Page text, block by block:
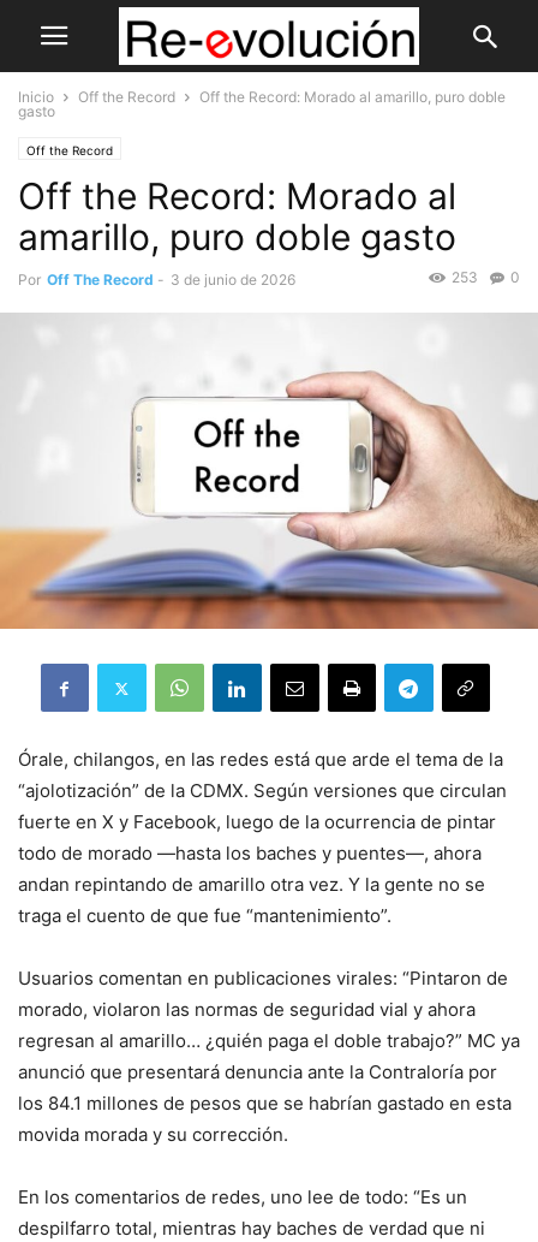
Inicio Off the Record
Off the Record: Morado al amarillo, puro doble
gasto
Off the Record
Off the Record: Morado al
amarillo, puro doble gasto
Por Off The Record - 3 de junio de 2026 0
253
Órale, chilangos, en las redes está que arde el tema de la
“ajolotización” de la CDMX. Según versiones que circulan
fuerte en X y Facebook, luego de la ocurrencia de pintar
todo de morado —hasta los baches y puentes—, ahora
andan repintando de amarillo otra vez. Y la gente no se
traga el cuento de que fue “mantenimiento”.
Usuarios comentan en publicaciones virales: “Pintaron de
morado, violaron las normas de seguridad vial y ahora
regresan al amarillo… ¿quién paga el doble trabajo?” MC ya
anunció que presentará denuncia ante la Contraloría por
los 84.1 millones de pesos que se habrían gastado en esta
movida morada y su corrección.
En los comentarios de redes, uno lee de todo: “Es un
despilfarro total, mientras hay baches de verdad que ni